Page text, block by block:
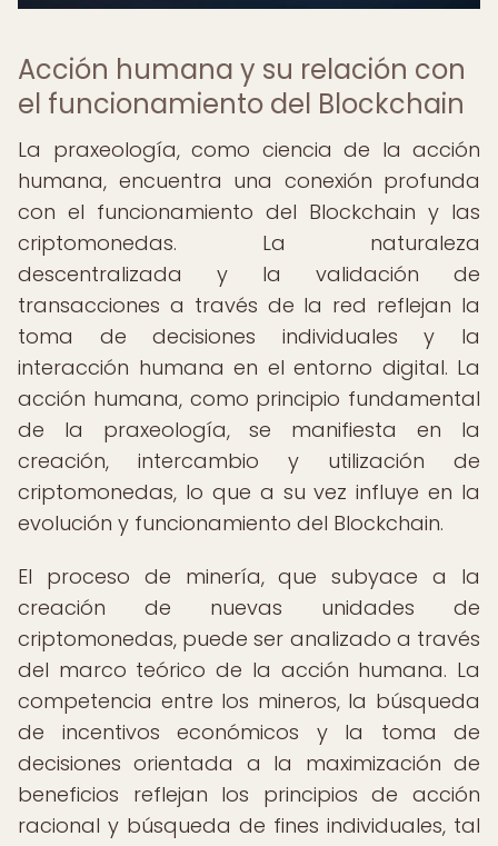
Acción humana y su relación con
el funcionamiento del Blockchain
La praxeología, como ciencia de la acción
humana, encuentra una conexión profunda
con el funcionamiento del Blockchain y las
criptomonedas. La naturaleza
descentralizada y la validación de
transacciones a través de la red reflejan la
toma de decisiones individuales y la
interacción humana en el entorno digital. La
acción humana, como principio fundamental
de la praxeología, se manifiesta en la
creación, intercambio y utilización de
criptomonedas, lo que a su vez influye en la
evolución y funcionamiento del Blockchain.
El proceso de minería, que subyace a la
creación de nuevas unidades de
criptomonedas, puede ser analizado a través
del marco teórico de la acción humana. La
competencia entre los mineros, la búsqueda
de incentivos económicos y la toma de
decisiones orientada a la maximización de
beneficios reflejan los principios de acción
racional y búsqueda de fines individuales, tal